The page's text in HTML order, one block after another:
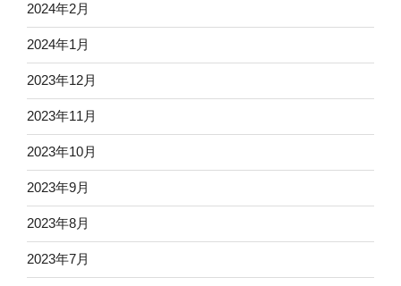
2024年2月
2024年1月
2023年12月
2023年11月
2023年10月
2023年9月
2023年8月
2023年7月